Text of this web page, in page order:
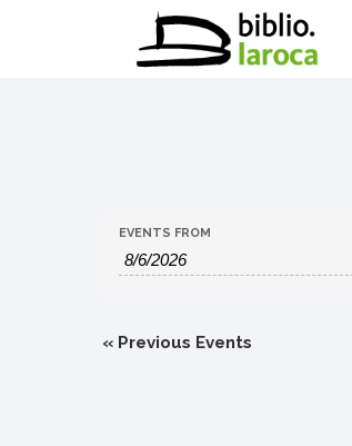
EVENTS FROM
« Previous Events